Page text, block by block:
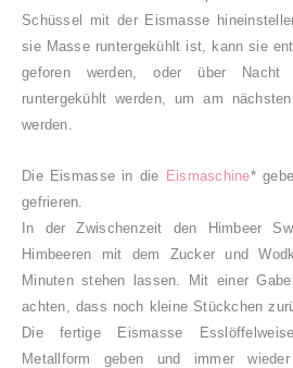
Schüssel mit der Eismasse
sie Masse runtergekühlt ist, kann sie
geforen werden, oder über Nacht
runtergekühlt werden, um am
werden.
Die Eismasse in die Eismaschine*
gefrieren.
In der Zwischenzeit den Himbeer
Himbeeren mit dem Zucker und
Minuten stehen lassen. Mit einer
achten, dass noch kleine Stückchen
Die fertige Eismasse
Metallform geben und immer